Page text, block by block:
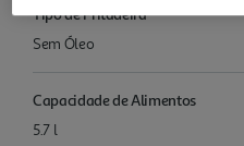
Tipo de Fritadeira
Sem Óleo
Capacidade de Alimentos
5.7 l